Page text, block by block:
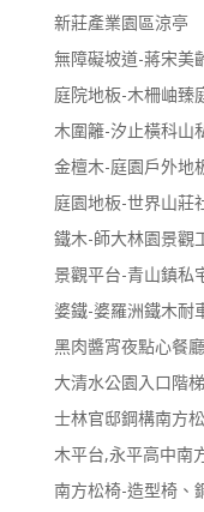
新莊產業園區涼亭
無障礙坡道-蔣宋美
庭院地板-木柵岫臻
木圍籬-汐止橫科山
金檀木-庭園戶外地
庭園地板-世界山莊
鐵木-師大林園景觀
景觀平台-青山鎮私
婆鐵-婆羅洲鐵木耐
黑肉醬宵夜點心餐
大清水公園入口階
士林官邸鋼構南方
木平台,永平高中南
南方松椅-造型椅、